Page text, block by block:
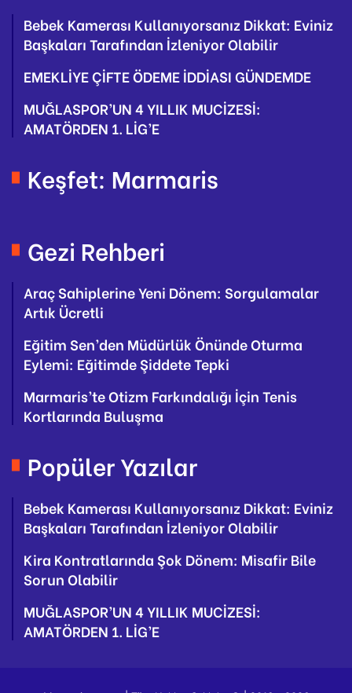
Bebek Kamerası Kullanıyorsanız Dikkat: Eviniz
Başkaları Tarafından İzleniyor Olabilir
EMEKLİYE ÇİFTE ÖDEME İDDİASI GÜNDEMDE
MUĞLASPOR’UN 4 YILLIK MUCİZESİ:
AMATÖRDEN 1. LİG’E
Keşfet: Marmaris
Gezi Rehberi
Araç Sahiplerine Yeni Dönem: Sorgulamalar
Artık Ücretli
Eğitim Sen’den Müdürlük Önünde Oturma
Eylemi: Eğitimde Şiddete Tepki
Marmaris’te Otizm Farkındalığı İçin Tenis
Kortlarında Buluşma
Popüler Yazılar
Bebek Kamerası Kullanıyorsanız Dikkat: Eviniz
Başkaları Tarafından İzleniyor Olabilir
Kira Kontratlarında Şok Dönem: Misafir Bile
Sorun Olabilir
MUĞLASPOR’UN 4 YILLIK MUCİZESİ:
AMATÖRDEN 1. LİG’E